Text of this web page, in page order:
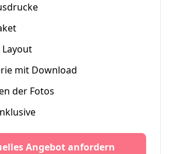
mit Download
der Fotos
Angebot anfordern